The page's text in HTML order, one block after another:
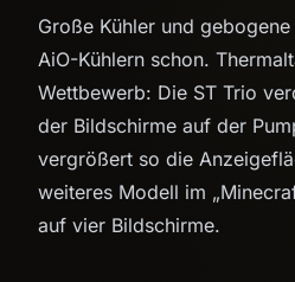
Große Kühler und
AiO-Kühlern schon.
Wettbewerb: Die ST Trio
der Bildschirme auf der
vergrößert so die
weiteres Modell im
auf vier Bildschirme.